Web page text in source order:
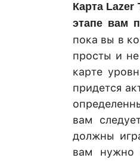
Карта Lazer
этапе вам
пока вы в
просты и
карте
придется
вам
должны
вам нужно